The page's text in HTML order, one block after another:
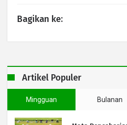
Bagikan ke:
Artikel Populer
Mingguan Bulanan